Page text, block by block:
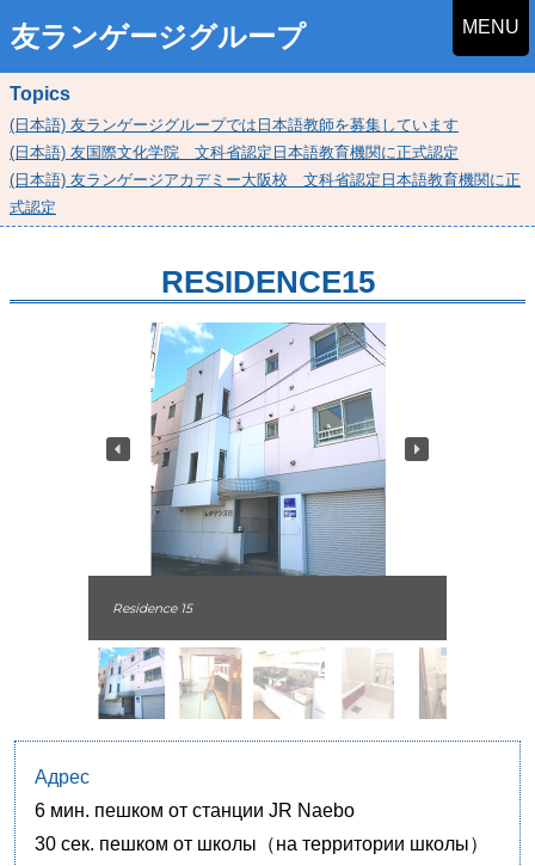
友ランゲージグループ MENU
Topics
(日本語) 友ランゲージグループでは日本語教師を募集しています
(日本語) 友国際文化学院 文科省認定日本語教育機関に正式認定
(日本語) 友ランゲージアカデミー大阪校 文科省認定日本語教育機関に正
式認定
RESIDENCE15
Residence 15
Адрес
6 мин. пешком от станции JR Naebo
30 сек. пешком от школы（на территории школы）